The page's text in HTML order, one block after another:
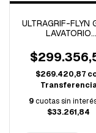
ULTRAGRIF-FLYN
LAVATORIO
-
$269.420,87
9cuotas sin
$33.261,84